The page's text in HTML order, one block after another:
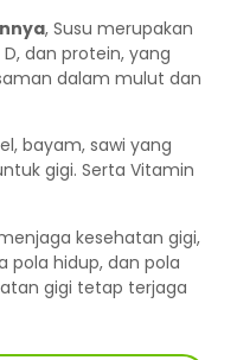
, Susu merupakan
dan protein, yang
dalam mulut dan
bayam, sawi yang
gigi. Serta Vitamin
kesehatan gigi,
pola hidup, dan pola
gigi tetap terjaga